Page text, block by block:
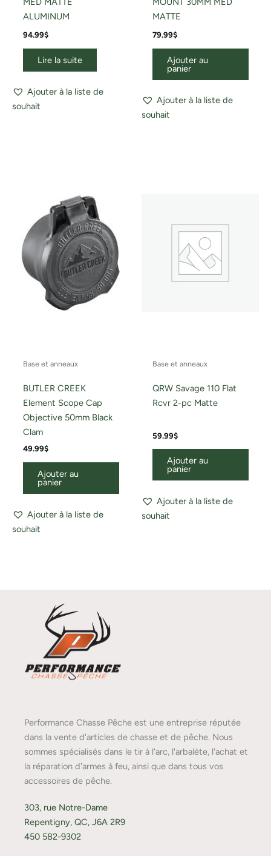
ALUMINUM
94.99$
Lire la suite
Ajouter à la liste de
souhait
MATTE
79.99$
Ajouter au
panier
Ajouter à la liste de
souhait
Base et anneaux
BUTLER CREEK
Element Scope Cap
Objective 50mm Black
Clam
49.99$
Ajouter au
panier
Ajouter à la liste de
souhait
Base et anneaux
QRW Savage 110 Flat
Rcvr 2-pc Matte
59.99$
Ajouter au
panier
Ajouter à la liste de
souhait
Performance Chasse Pêche est une entreprise réputée
dans la vente d'articles de chasse et de pêche. Nous
sommes spécialisés dans le tir à l'arc, l'arbalète, l'achat et
la réparation d'armes à feu, ainsi que dans tous vos
accessoires de pêche.
303, rue Notre-Dame
Repentigny, QC, J6A 2R9
450 582-9302